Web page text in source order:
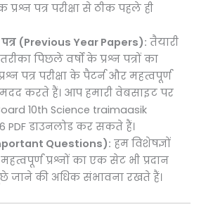
पत्र परीक्षा से ठीक पहले ही
पत्र (Previous Year Papers): तैयारी
पिछले वर्षों के प्रश्न पत्रों का
पत्र परीक्षा के पैटर्न और महत्वपूर्ण
करते हैं। आप हमारी वेबसाइट पर
10th Science traimaasik
PDF डाउनलोड कर सकते हैं।
Questions): हम विशेषज्ञों
प्रश्नों का एक सेट भी प्रदान
जाने की अधिक संभावना रखते हैं।